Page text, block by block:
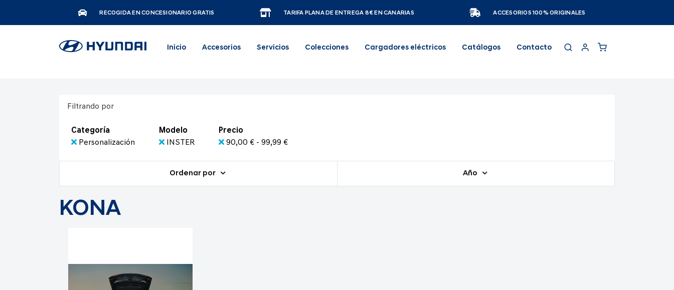
RECOGIDA EN CONCESIONARIO GRATIS TARIFA PLANA DE ENTREGA 8€ EN CANARIAS ACCESORIOS 100% ORIGINALES
Inicio Accesorios Servicios Colecciones Cargadores eléctricos Catálogos Contacto
Filtrando por
Categoría
Personalización
Modelo
INSTER
Precio
90,00 € - 99,99 €
Ordenar por Año
KONA